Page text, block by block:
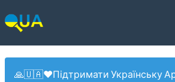
🙏🇺🇦❤️Підтримати Українську